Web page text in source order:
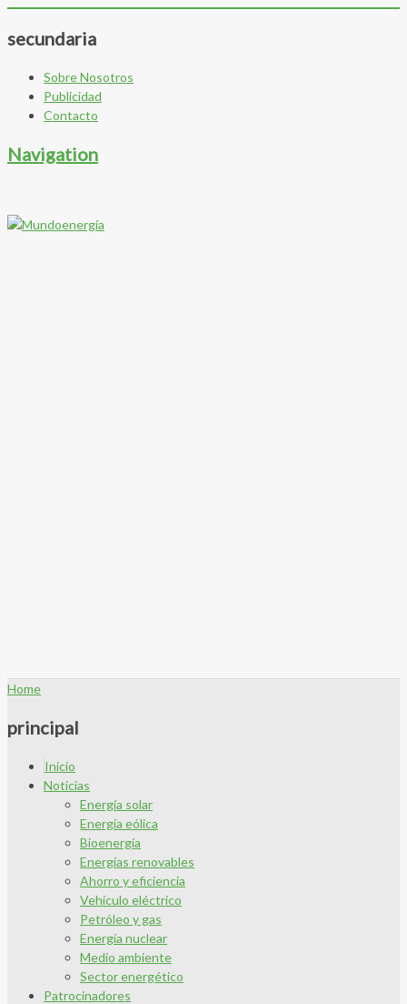
secundaria
Sobre Nosotros
Publicidad
Contacto
Navigation
Home
principal
Inicio
Noticias
Energía solar
Energía eólica
Bioenergía
Energías renovables
Ahorro y eficiencia
Vehículo eléctrico
Petróleo y gas
Energía nuclear
Medio ambiente
Sector energético
Patrocinadores